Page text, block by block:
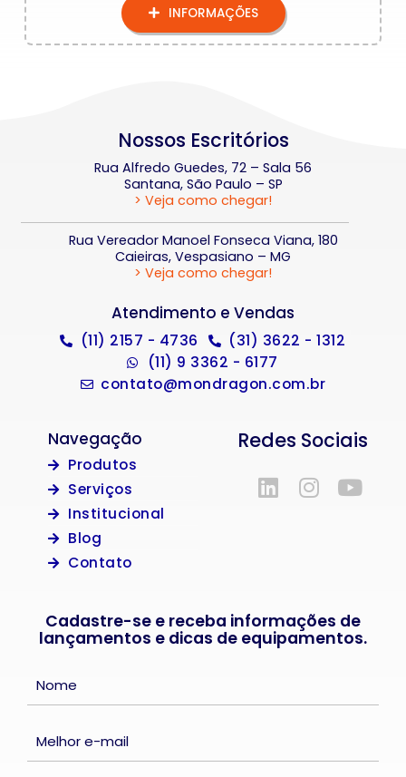
INFORMAÇÕES
Nossos Escritórios
Rua Alfredo Guedes, 72 – Sala 56
Santana, São Paulo – SP
> Veja como chegar!
Rua Vereador Manoel Fonseca Viana, 180
Caieiras, Vespasiano – MG
> Veja como chegar!
Atendimento e Vendas
(11) 2157 - 4736
(31) 3622 - 1312
(11) 9 3362 - 6177
contato@mondragon.com.br
Navegação
Produtos
Serviços
Institucional
Blog
Contato
Redes Sociais
Cadastre-se e receba informações de
lançamentos e dicas de equipamentos.